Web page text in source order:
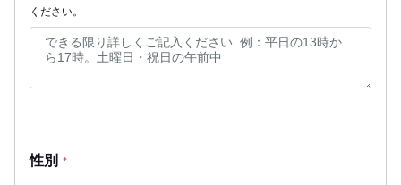
ください。
性別 *